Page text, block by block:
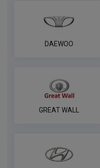
DAEWOO
GREAT WALL